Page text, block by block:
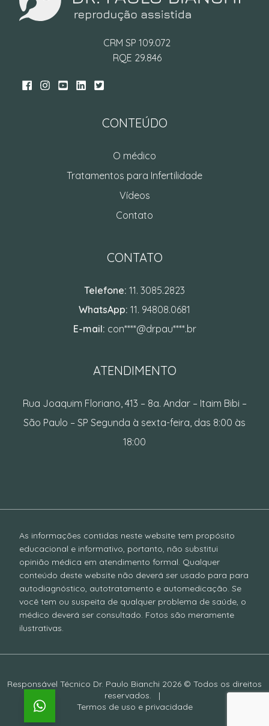
CRM SP 109.072
RQE 29.846
CONTEÚDO
O médico
Tratamentos para Infertilidade
Vídeos
Contato
CONTATO
Telefone: 11. 3085.2823
WhatsApp: 11. 94808.0681
E-mail: con****@drpau****.br
ATENDIMENTO
Rua Joaquim Floriano, 413 – 8a. Andar – Itaim Bibi –
São Paulo – SP Segunda à sexta-feira, das 8:00 às
18:00
As informações contidas neste website tem propósito
educacional e informativo, portanto, não substitui
opinião médica em atendimento formal. Qualquer
conteúdo deste website não deverá ser usado para para
autodiagnóstico, autotratamento e automedicação. Se
você tem ou suspeita de qualquer problema de saúde, o
médico deverá ser consultado. Fotos são meramente
ilustrativas.
Responsável Técnico Dr. Paulo Bianchi 2026 © Todos os direitos
reservados.
|
Termos de uso e privacidade